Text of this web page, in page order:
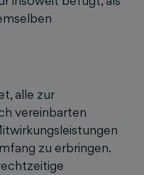
alle zur
vereinbarten
zu erbringen.